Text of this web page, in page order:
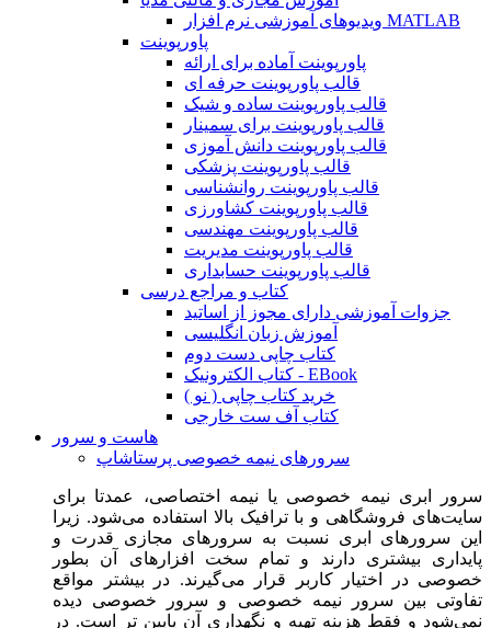
ویدیوهای آموزشی نرم افزار MATLAB
پاورپوینت
پاورپوینت آماده برای ارائه
قالب پاورپوینت حرفه ای
قالب پاورپوینت ساده و شیک
قالب پاورپوینت برای سمینار
قالب پاورپوینت دانش آموزی
قالب پاورپوینت پزشکی
قالب پاورپوینت روانشناسی
قالب پاورپوینت کشاورزی
قالب پاورپوینت مهندسی
قالب پاورپوینت مدیریت
قالب پاورپوینت حسابداری
کتاب و مراجع درسی
جزوات آموزشی دارای مجوز از اساتید
آموزش زبان انگلیسی
کتاب چاپی دست دوم
کتاب الکترونیک - EBook
خرید کتاب چاپی ( نو )
کتاب آف ست خارجی
هاست و سرور
سرورهای نیمه خصوصی پرستاشاپ
سرور ابری نیمه خصوصی یا نیمه اختصاصی، عمدتا برای
سایت‌های فروشگاهی و با ترافیک بالا استفاده می‌شود. زیرا
این سرورهای ابری نسبت به سرورهای مجازی قدرت و
پایداری بیشتری دارند و تمام سخت افزارهای آن بطور
خصوصی در اختیار کاربر قرار می‌گیرند. در بیشتر مواقع
تفاوتی بین سرور نیمه خصوصی و سرور خصوصی دیده
نمی‌شود و فقط هزینه تهیه و نگهداری آن پایین تر است. در